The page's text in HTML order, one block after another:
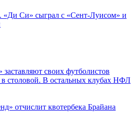
«Ди Си» сыграл с «Сент-Луисом» и
заставляют своих футболистов
в столовой. В остальных клубах НФЛ
отчислит квотербека Брайана